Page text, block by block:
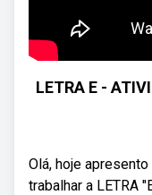
LETRA E -
Olá, hoje
trabalhar a LETRA